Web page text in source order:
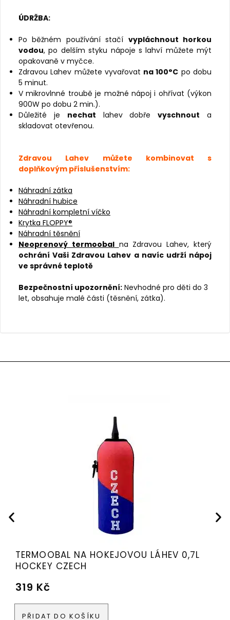
ÚDRŽBA:
Po běžném používání stačí vypláchnout horkou
vodou, po delším styku nápoje s lahví můžete mýt
opakovaně v myčce.
Zdravou Lahev můžete vyvařovat na 100°C po dobu
5 minut.
V mikrovlnné troubě je možné nápoj i ohřívat (výkon
900W po dobu 2 min.).
Důležité je nechat lahev dobřevyschnout a
skladovat otevřenou.
Zdravou Lahev můžete kombinovat s
doplňkovým příslušenstvím:
Náhradní zátka
Náhradní hubice
Náhradní kompletní víčko
Krytka FLOPPY®
Náhradní těsnění
Neoprenový termoobal na Zdravou Lahev, který
ochrání Vaši Zdravou Lahev a navíc udrží nápoj
ve správné teplotě
Bezpečnostní upozornění: Nevhodné pro děti do 3
let, obsahuje malé části (těsnění, zátka).
TERMOOBAL NA HOKEJOVOU LÁHEV 0,7L
HOCKEY CZECH
319 Kč
PŘIDAT DO KOŠÍKU